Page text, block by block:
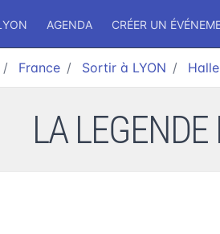
AGENDA CRÉER UN
France Sortir à LYON
LA